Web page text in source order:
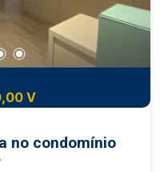
V
no condomínio